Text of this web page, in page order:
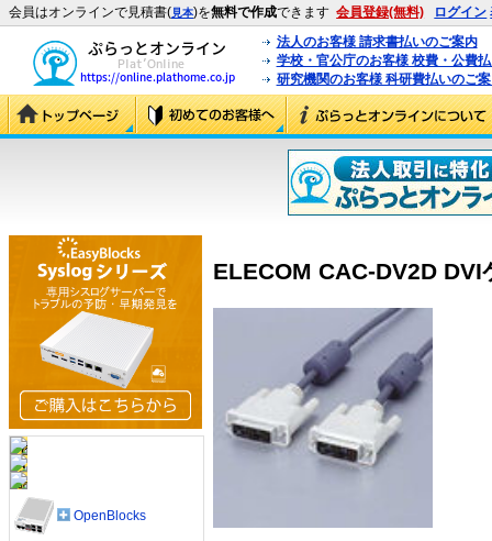
会員はオンラインで見積書(見本)を無料で作成できます 会員登録(無料) ログイン
法人のお客様 請求書払いのご案内
学校・官公庁のお客様 校費・公費
研究機関のお客様 科研費払いのご
ELECOM CAC-DV2D
OpenBlocks